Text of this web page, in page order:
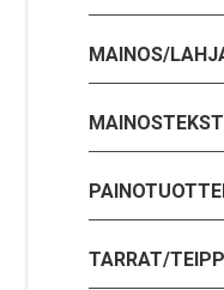
MAINOS/
TARRAT/